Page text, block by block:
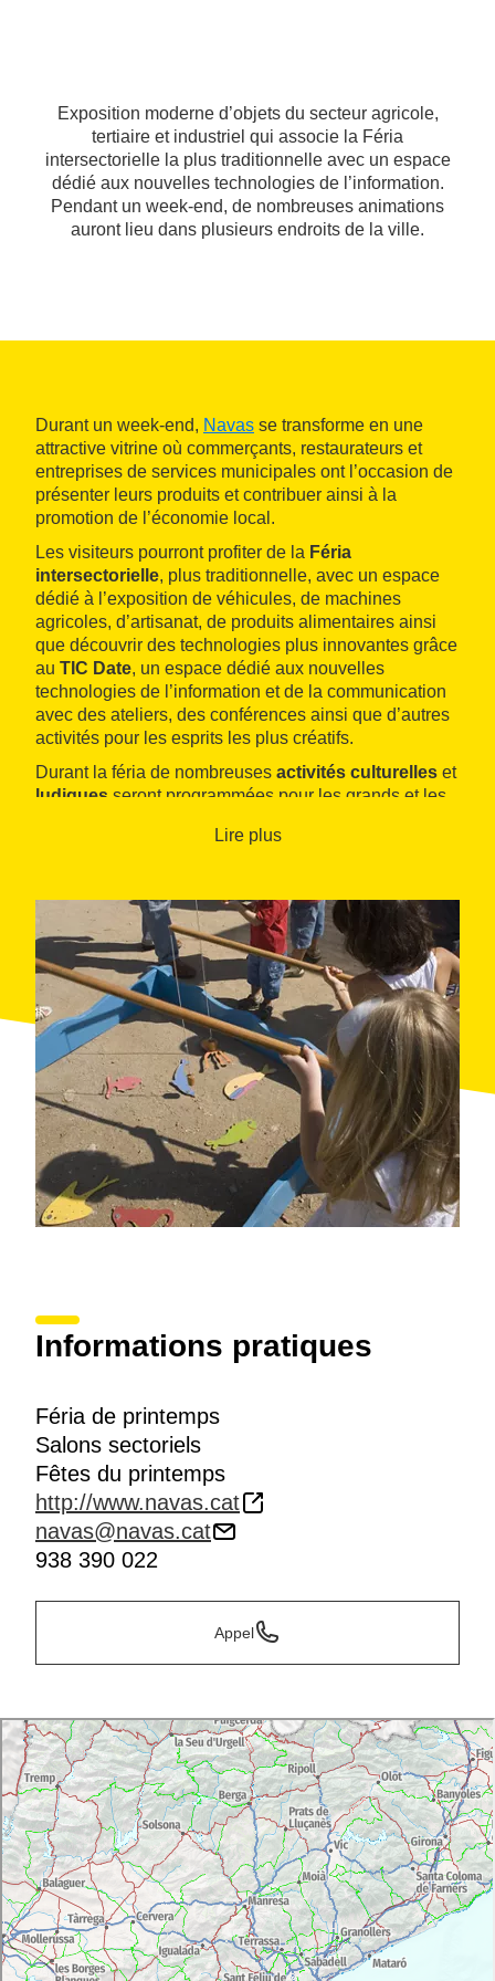
Exposition moderne d’objets du secteur agricole,
tertiaire et industriel qui associe la Féria
intersectorielle la plus traditionnelle avec un espace
dédié aux nouvelles technologies de l’information.
Pendant un week-end, de nombreuses animations
auront lieu dans plusieurs endroits de la ville.
Durant un week-end, Navas se transforme en une
attractive vitrine où commerçants, restaurateurs et
entreprises de services municipales ont l’occasion de
présenter leurs produits et contribuer ainsi à la
promotion de l’économie local.
Les visiteurs pourront profiter de la Féria
intersectorielle, plus traditionnelle, avec un espace
dédié à l’exposition de véhicules, de machines
agricoles, d’artisanat, de produits alimentaires ainsi
que découvrir des technologies plus innovantes grâce
au TIC Date, un espace dédié aux nouvelles
technologies de l’information et de la communication
avec des ateliers, des conférences ainsi que d’autres
activités pour les esprits les plus créatifs.
Durant la féria de nombreuses activités culturelles et
ludiques seront programmées pour les grands et les
théatre, des expositions, des concerts et même un
Pour de plus amples informations sur le programme
des activités, consultez le site internet de la
municipalité.
Lire plus
Informations pratiques
Féria de printemps
Salons sectoriels
Fêtes du printemps
http://www.navas.cat
navas@navas.cat
938 390 022
Appel